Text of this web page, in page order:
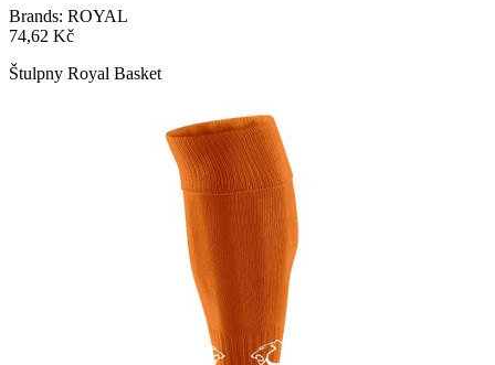
Brands: ROYAL
74,62 Kč
Štulpny Royal Basket